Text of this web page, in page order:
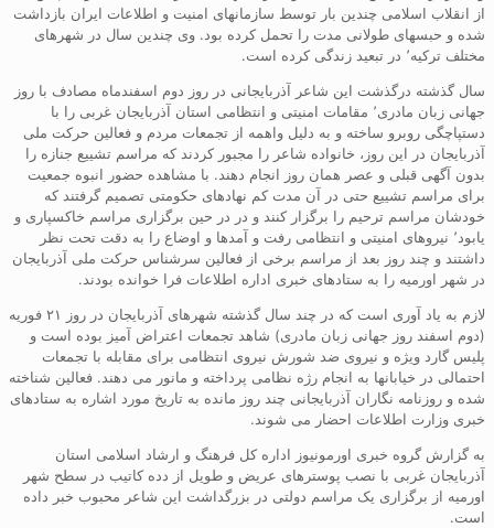
از انقلاب اسلامی چندین بار توسط سازمانهای امنیت و اطلاعات ایران بازداشت
شده و حبسهای طولانی مدت را تحمل کرده بود. وی چندین سال در شهرهای
مختلف ترکیه٬ در تبعید زندگی کرده است.
سال گذشته درگذشت این شاعر آذربایجانی در روز دوم اسفندماه مصادف با روز
جهانی زبان مادری٬ مقامات امنیتی و انتظامی استان آذربایجان غربی را با
دستپاچگی روبرو ساخته و به دلیل واهمه از تجمعات مردم و فعالین حرکت ملی
آذربایجان در این روز، خانواده شاعر را مجبور کردند که مراسم تشییع جنازه را
بدون آگهی قبلی و عصر همان روز انجام دهند. با مشاهده حضور انبوه جمعیت
برای مراسم تشییع حتی در آن مدت کم نهادهای حکومتی تصمیم گرفتند که
خودشان مراسم ترحیم را برگزار کنند و در در حین برگزاری مراسم خاکسپاری و
یابود٬ نیروهای امنیتی و انتظامی رفت و آمدها و اوضاع را به دقت تحت نظر
داشتند و چند روز بعد از مراسم برخی از فعالین سرشناس حرکت ملی آذربایجان
در شهر اورمیه را به ستادهای خبری اداره اطلاعات فرا خوانده بودند.
لازم به یاد آوری است که در چند سال گذشته شهرهای آذربایجان در روز ۲۱ فوریه
(دوم اسفند روز جهانی زبان مادری) شاهد تجمعات اعتراض آمیز بوده است و
پلیس گارد ویژه و نیروی ضد شورش نیروی انتظامی برای مقابله با تجمعات
احتمالی در خیابانها به انجام رژه نظامی پرداخته و مانور می دهند. فعالین شناخته
شده و روزنامه نگاران آذربایجانی چند روز مانده به تاریخ مورد اشاره به ستادهای
خبری وزارت اطلاعات احضار می شوند.
به گزارش گروه خبری اورمونیوز اداره کل فرهنگ و ارشاد اسلامی استان
آذربایجان غربی با نصب پوسترهای عریض و طویل از دده کاتیب در سطح شهر
اورمیه از برگزاری یک مراسم دولتی در بزرگداشت این شاعر محبوب خبر داده
است.